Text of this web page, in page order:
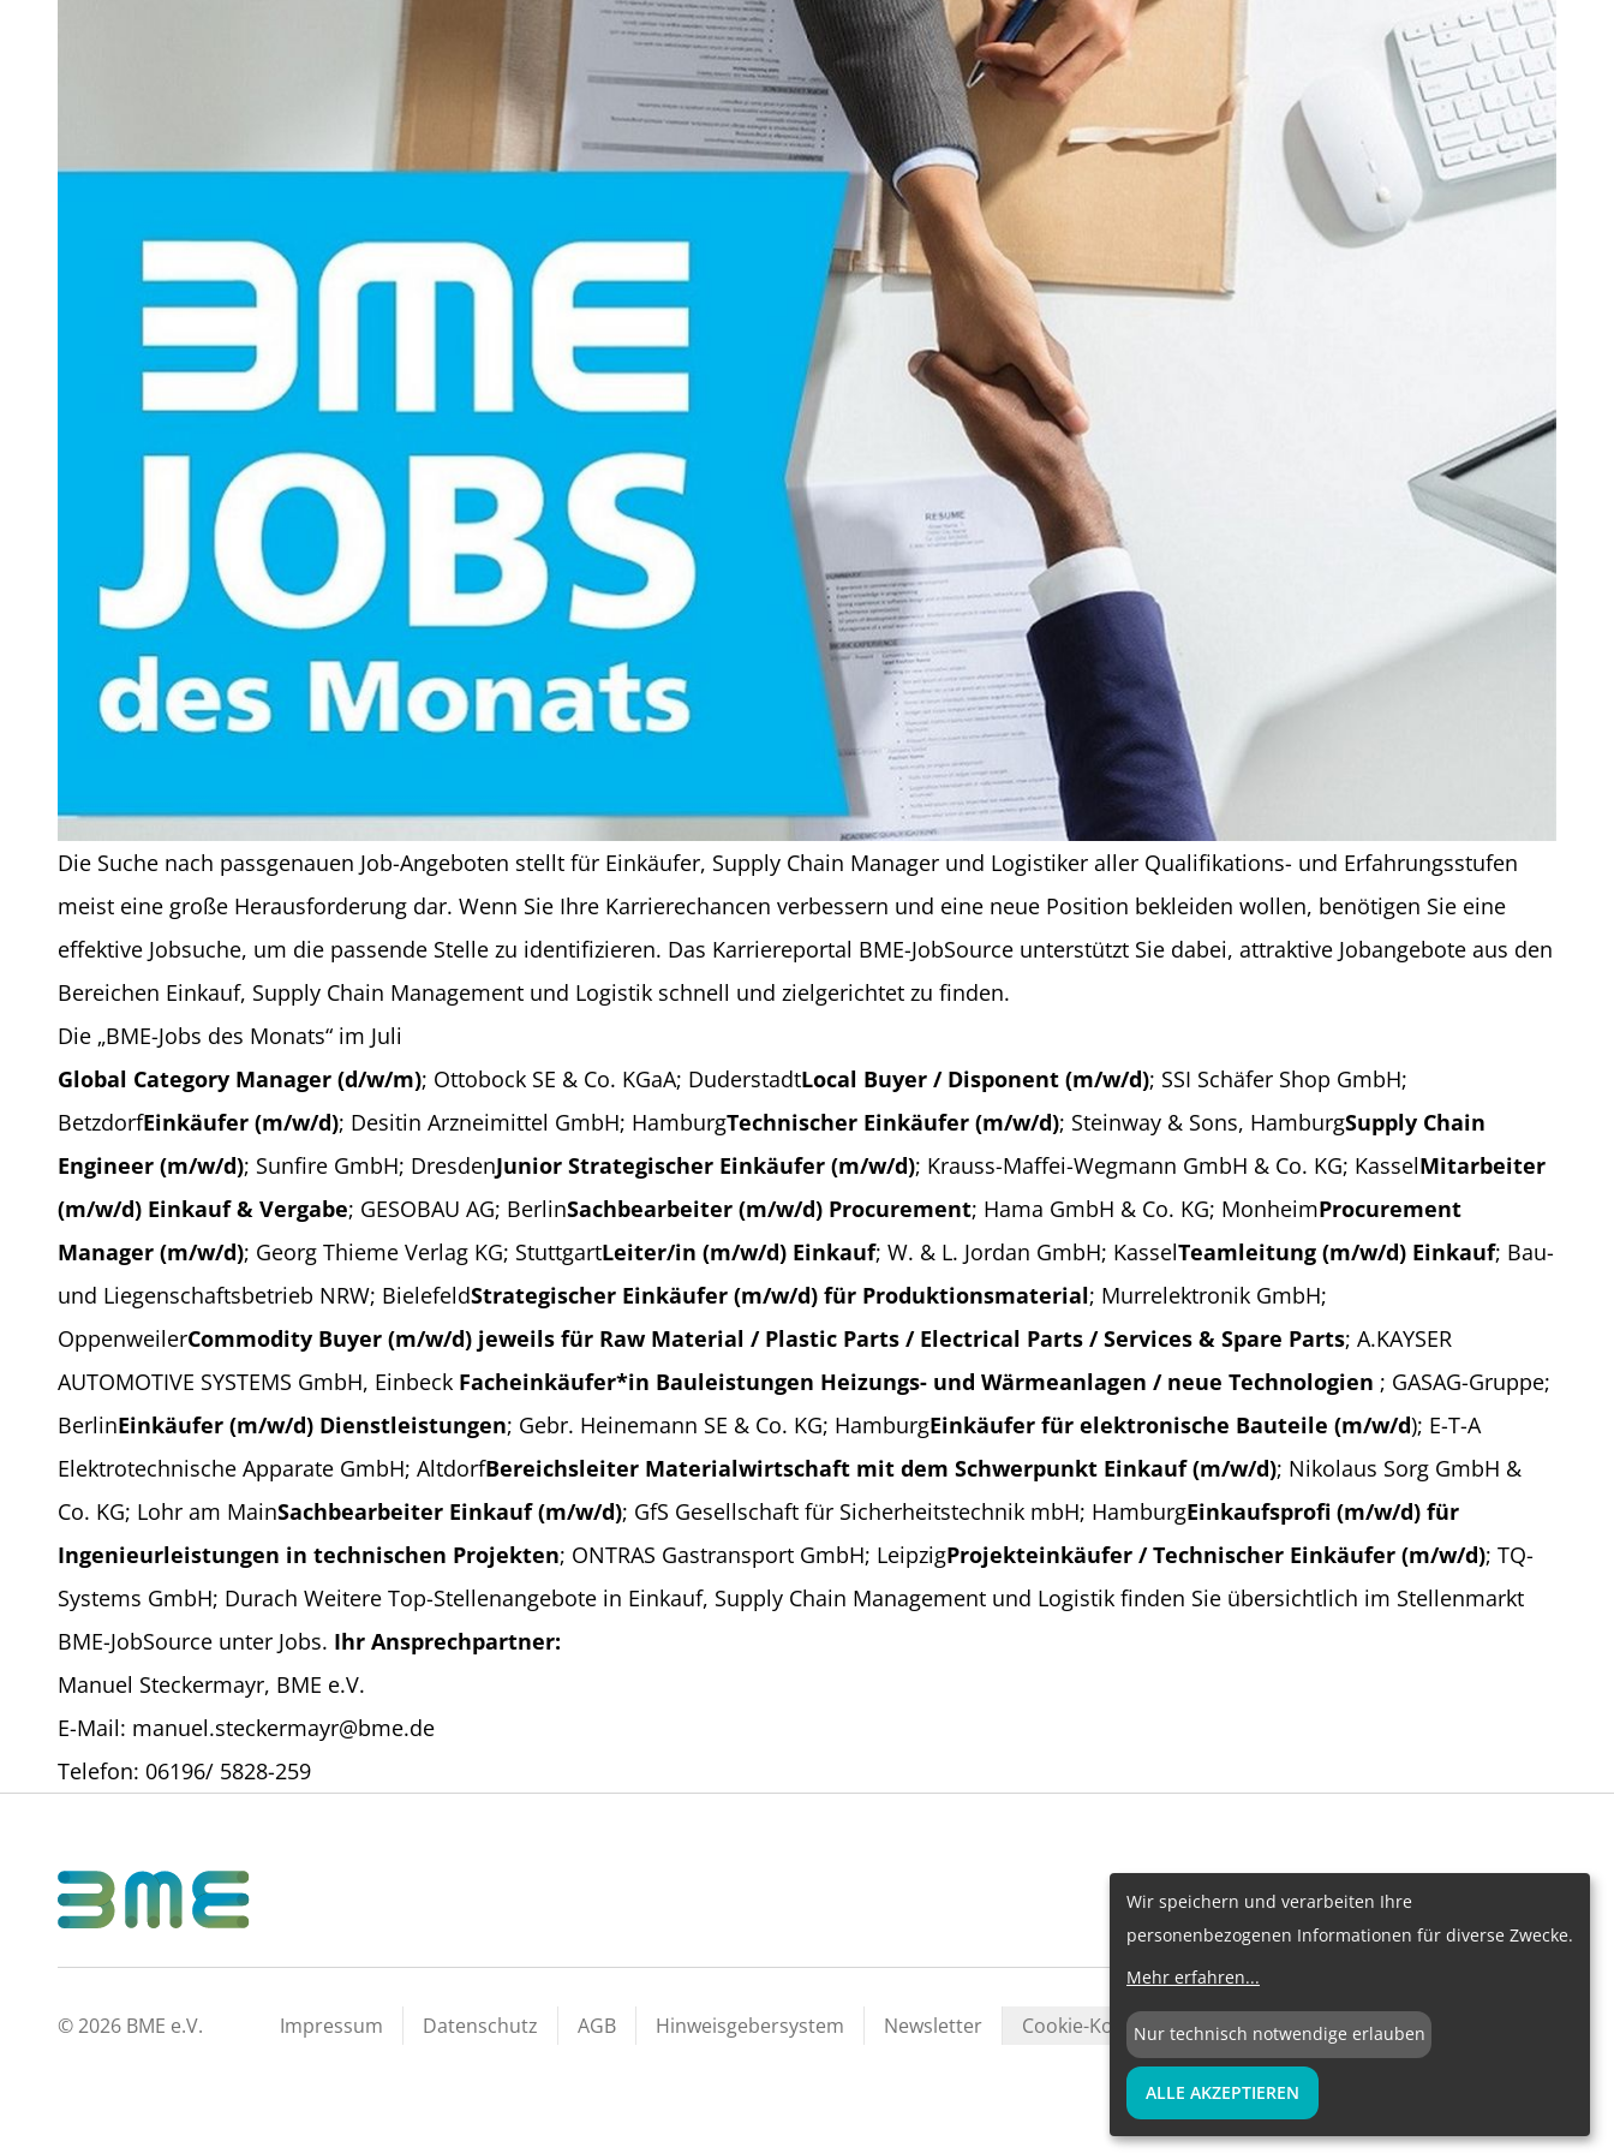
Die Suche nach passgenauen Job-Angeboten stellt für Einkäufer, Supply Chain Manager und Logistiker aller Qualifikations- und Erfahrungsstufen
meist eine große Herausforderung dar. Wenn Sie Ihre Karrierechancen verbessern und eine neue Position bekleiden wollen, benötigen Sie eine
effektive Jobsuche, um die passende Stelle zu identifizieren. Das Karriereportal BME-JobSource unterstützt Sie dabei, attraktive Jobangebote aus den
Bereichen Einkauf, Supply Chain Management und Logistik schnell und zielgerichtet zu finden.
Die „BME-Jobs des Monats“ im Juli
Global Category Manager (d/w/m); Ottobock SE & Co. KGaA; DuderstadtLocal Buyer / Disponent (m/w/d); SSI Schäfer Shop GmbH;
BetzdorfEinkäufer (m/w/d); Desitin Arzneimittel GmbH; HamburgTechnischer Einkäufer (m/w/d); Steinway & Sons, HamburgSupply Chain
Engineer (m/w/d); Sunfire GmbH; DresdenJunior Strategischer Einkäufer (m/w/d); Krauss-Maffei-Wegmann GmbH & Co. KG; KasselMitarbeiter
(m/w/d) Einkauf & Vergabe; GESOBAU AG; BerlinSachbearbeiter (m/w/d) Procurement; Hama GmbH & Co. KG; MonheimProcurement
Manager (m/w/d); Georg Thieme Verlag KG; StuttgartLeiter/in (m/w/d) Einkauf; W. & L. Jordan GmbH; KasselTeamleitung (m/w/d) Einkauf; Bau-
und Liegenschaftsbetrieb NRW; BielefeldStrategischer Einkäufer (m/w/d) für Produktionsmaterial; Murrelektronik GmbH;
OppenweilerCommodity Buyer (m/w/d) jeweils für Raw Material / Plastic Parts / Electrical Parts / Services & Spare Parts; A.KAYSER
AUTOMOTIVE SYSTEMS GmbH, Einbeck Facheinkäufer*in Bauleistungen Heizungs- und Wärmeanlagen / neue Technologien ; GASAG-Gruppe;
BerlinEinkäufer (m/w/d) Dienstleistungen; Gebr. Heinemann SE & Co. KG; HamburgEinkäufer für elektronische Bauteile (m/w/d); E-T-A
Elektrotechnische Apparate GmbH; AltdorfBereichsleiter Materialwirtschaft mit dem Schwerpunkt Einkauf (m/w/d); Nikolaus Sorg GmbH &
Co. KG; Lohr am MainSachbearbeiter Einkauf (m/w/d); GfS Gesellschaft für Sicherheitstechnik mbH; HamburgEinkaufsprofi (m/w/d) für
Ingenieurleistungen in technischen Projekten; ONTRAS Gastransport GmbH; LeipzigProjekteinkäufer / Technischer Einkäufer (m/w/d); TQ-
Systems GmbH; Durach Weitere Top-Stellenangebote in Einkauf, Supply Chain Management und Logistik finden Sie übersichtlich im Stellenmarkt
BME-JobSource unter Jobs. Ihr Ansprechpartner:
Manuel Steckermayr, BME e.V.
E-Mail: manuel.steckermayr@bme.de
Telefon: 06196/ 5828-259
Impressum Datenschutz AGB Hinweisgebersystem Newsletter Cookie-Konfiguration
©2026 BME e.V.
Wir speichern und verarbeiten Ihre
personenbezogenen Informationen für diverse Zwecke.
Mehr erfahren...
Nur technisch notwendige erlauben
ALLE AKZEPTIEREN